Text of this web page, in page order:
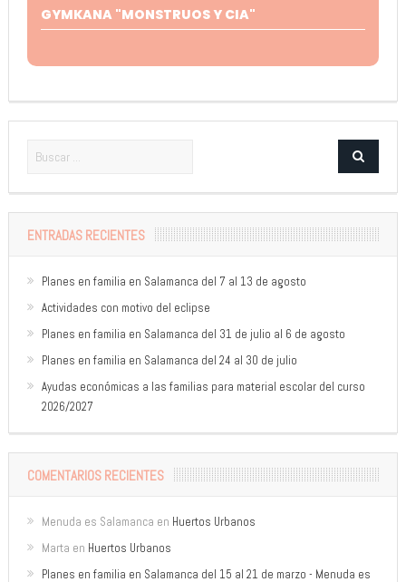
GYMKANA "MONSTRUOS Y CIA"
ENTRADAS RECIENTES
Planes en familia en Salamanca del 7 al 13 de agosto
Actividades con motivo del eclipse
Planes en familia en Salamanca del 31 de julio al 6 de agosto
Planes en familia en Salamanca del 24 al 30 de julio
Ayudas económicas a las familias para material escolar del curso
2026/2027
COMENTARIOS RECIENTES
Menuda es Salamanca en Huertos Urbanos
Marta en Huertos Urbanos
Planes en familia en Salamanca del 15 al 21 de marzo - Menuda es